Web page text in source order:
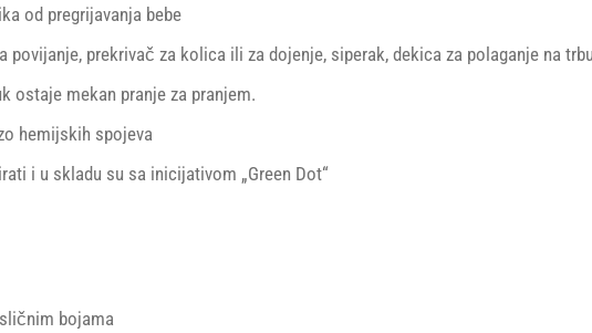
od pregrijavanja bebe
povijanje, prekrivač za kolica ili za dojenje, siperak, dekica za polaganje na
ostaje mekan pranje za pranjem.
hemijskih spojeva
i u skladu su sa inicijativom „Green Dot“
bojama